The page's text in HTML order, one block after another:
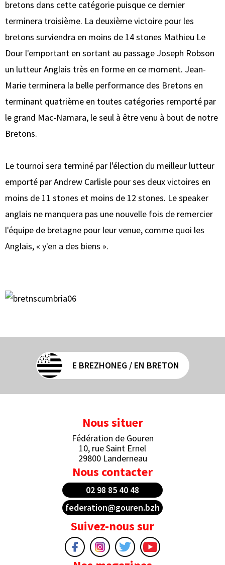
bretons dans cette catégorie puisque ce dernier
terminera troisième. La deuxième victoire pour les
bretons surviendra en moins de 14 stones Mathieu Le
Dour l'emportant en sortant au passage Joseph Robson
un lutteur Anglais très en forme en ce moment. Jean-
Marie terminera la belle performance des Bretons en
terminant quatrième en toutes catégories remporté par
le grand Mac-Namara, le seul à être venu à bout de notre
Bretons.
Le tournoi sera terminé par l'élection du meilleur lutteur
emporté par Andrew Carlisle pour ses deux victoires en
moins de 11 stones et moins de 12 stones. Le speaker
anglais ne manquera pas une nouvelle fois de remercier
l'équipe de bretagne pour leur venue, comme quoi les
Anglais, « y'en a des biens ».
E BREZHONEG / EN BRETON
Nous situer
Fédération de Gouren
10, rue Saint Ernel
29800 Landerneau
Nous contacter
02 98 85 40 48
federation@gouren.bzh
Suivez-nous sur